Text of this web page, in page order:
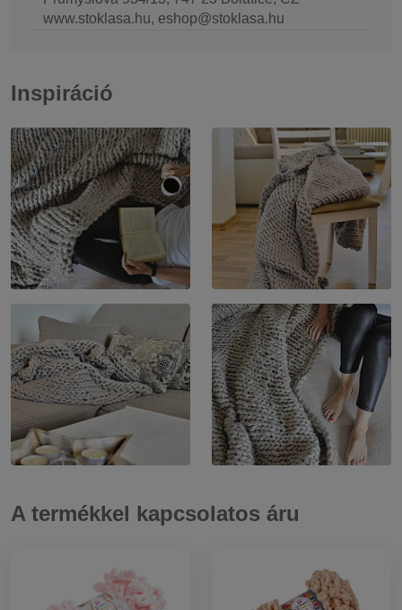
www.stoklasa.hu, eshop@stoklasa.hu
Inspiráció
A termékkel kapcsolatos áru